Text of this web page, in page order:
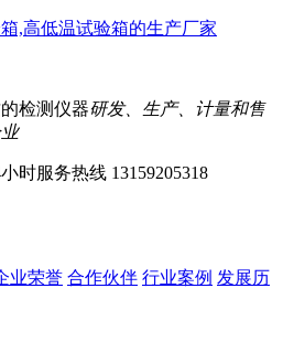
,高低温试验箱的生产厂家
检测仪器研发、生产、计量和售
时服务热线 13159205318
业荣誉 合作伙伴 行业案例 发展历